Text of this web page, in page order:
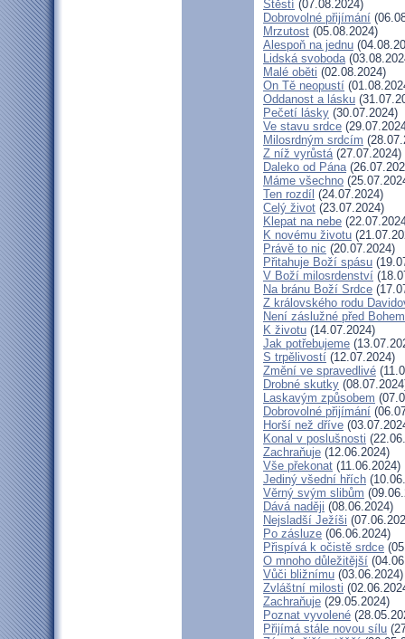
Štěstí (07.08.2024)
Dobrovolné přijímání
Mrzutost (05.08.2024)
Alespoň na jednu
Lidská svoboda
Malé oběti (02.08.2024)
On Tě neopustí
Oddanost a lásku
Pečetí lásky (30.07.2024)
Ve stavu srdce
Milosrdným srdcím
Z níž vyrůstá(27.07.2024)
Daleko od Pána
Máme všechno
Ten rozdíl (24.07.2024)
Celý život (23.07.2024)
Klepat na nebe
K novému životu
Právě to nic (20.07.2024)
Přitahuje Boží spásu
V Boží milosrdenství
Na bránu Boží Srdce
Z královského rodu
Není záslužné před Bohem
K životu (14.07.2024)
Jak potřebujeme
S trpělivostí (12.07.2024)
Změní ve spravedlivé
Drobné skutky
Laskavým způsobem
Dobrovolné přijímání
Horší než dříve
Konal v poslušnosti
Zachraňuje (12.06.2024)
Vše překonat (11.06.2024)
Jediný všední hřích
Věrný svým slibům
Dává naději (08.06.2024)
Nejsladší Ježíši
Po zásluze (06.06.2024)
Přispívá k očistě srdce
O mnoho důležitější
Vůči bližnímu (03.06.2024)
Zvláštní milosti
Zachraňuje (29.05.2024)
Poznat vyvolené
Přijímá stále novou sílu